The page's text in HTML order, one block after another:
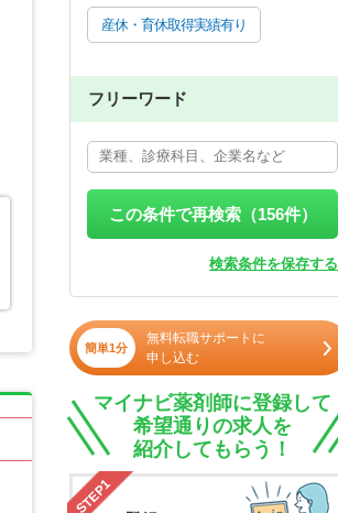
産休・育休取得実績有り
フリーワード
この条件で再検索（156件）
検索条件を保存する
簡単1分
無料転職サポートに
申し込む
マイナビ薬剤師に登録して
希望通りの求人を
紹介してもらう！
STEP1